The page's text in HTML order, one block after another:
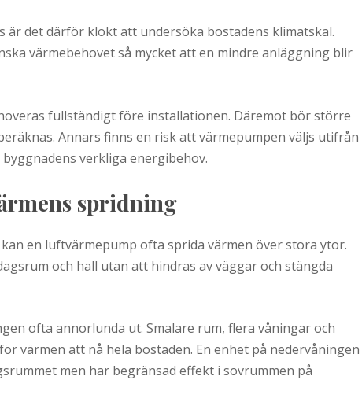
är det därför klokt att undersöka bostadens klimatskal.
värmebehovet så mycket att en mindre anläggning blir
fullständigt före installationen. Däremot bör större
Annars finns en risk att värmepumpen väljs utifrån
verkliga energibehov.
spridning
en luftvärmepump ofta sprida värmen över stora ytor.
och hall utan att hindras av väggar och stängda
ofta annorlunda ut. Smalare rum, flera våningar och
värmen att nå hela bostaden. En enhet på nedervåningen
men har begränsad effekt i sovrummen på